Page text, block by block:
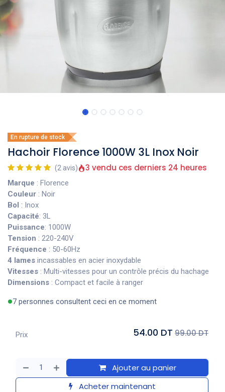
En rupture de stock
Hachoir Florence 1000W 3L Inox Noir
(2 avis) 3 vendu ces derniers 24 heures
Marque : Florence
Couleur : Noir
Bol : Inox
Capacité: 3L
Puissance: 1000W
Tension : 220-240V
Fréquence : 50-60Hz
4 lames incassables en acier inoxydable
Vitesses : Multi-vitesses pour un contrôle précis du hachage
Dimensions : Compact et facile à ranger
7 personnes consultent ceci en ce moment
Ajouter au panier
Acheter maintenant
Prix 54.00 DT 99.00 DT